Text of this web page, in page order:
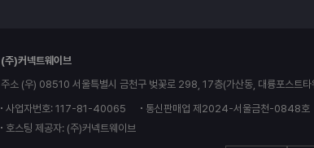
(주)커넥트웨이브
주소 (우) 08510 서울특별시 금천구 벚꽃로 298, 17층(가산동, 대륭포스트타
사업자번호: 117-81-40065
통신판매업 제2024-서울금천-0848호
호스팅 제공자: (주)커넥트웨이브